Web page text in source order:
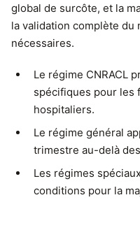
global de surcôte, et la
la validation complète du
nécessaires.
Le régime CNRACL
spécifiques pour les
hospitaliers.
Le régime général
trimestre au-delà
Les régimes
conditions pour la